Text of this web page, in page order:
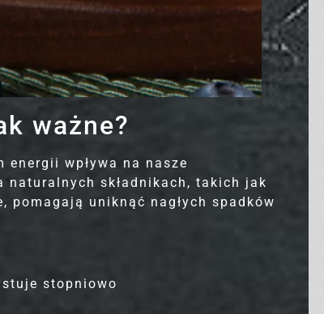
ważne?
wpływa na nasze
składnikach, takich jak
pomagają uniknąć nagłych spadków
stopniowo
STANDARD Diet
Kaloryczność:
1200 - 1500 - 1800 - 2000 - 2500 - 3000